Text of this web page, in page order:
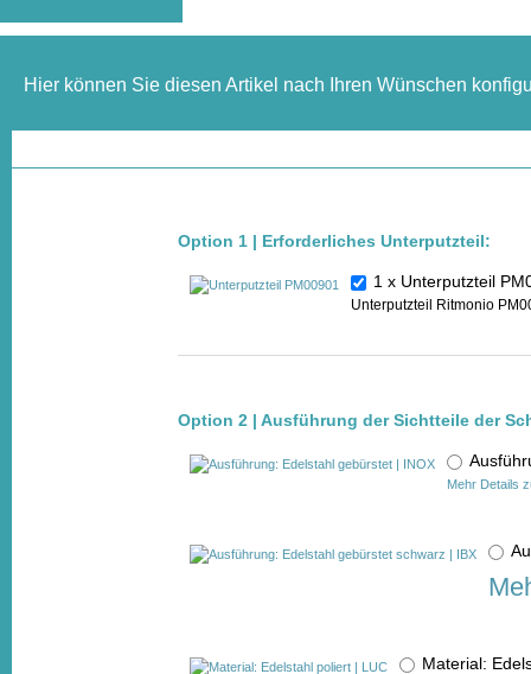
Hier können Sie diesen Artikel nach Ihren Wünschen
Option 1 | Erforderliches Unterputzteil:
1 x Unterputzteil
Unterputzteil Ritmonio
Option 2 | Ausführung der Sichtteile der
Mehr Details
Material: